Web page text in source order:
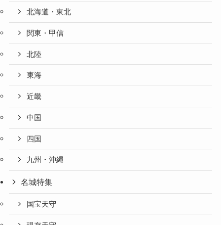
北海道・東北
関東・甲信
北陸
東海
近畿
中国
四国
九州・沖縄
名城特集
国宝天守